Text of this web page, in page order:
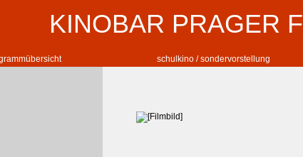
KINOBAR PRAGER
schulkino / sondervorstellung